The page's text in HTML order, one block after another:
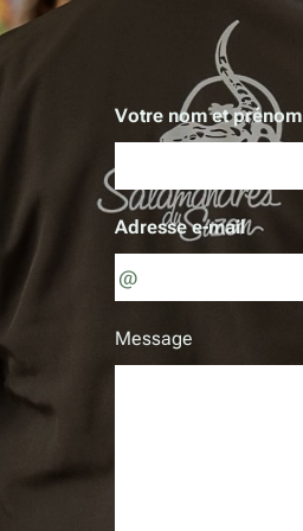
Votre nom et prénom
Adresse e-mail
Message